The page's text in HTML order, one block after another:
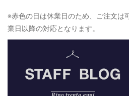
※赤色の日は休業日のため、ご注文は
業日以降の対応となります。